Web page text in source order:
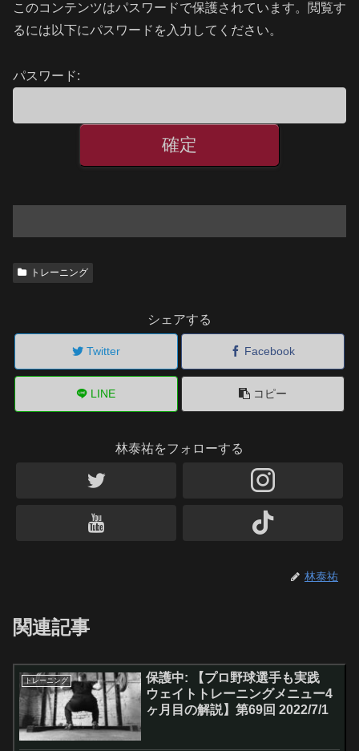
このコンテンツはパスワードで保護されています。閲覧す
るには以下にパスワードを入力してください。
パスワード:
トレーニング
シェアする
Twitter Facebook
LINE コピー
林泰祐をフォローする
林泰祐
関連記事
トレーニング
保護中: 【プロ野球選手も実践
ウェイトトレーニングメニュー4
ヶ月目の解説】第69回 2022/7/1